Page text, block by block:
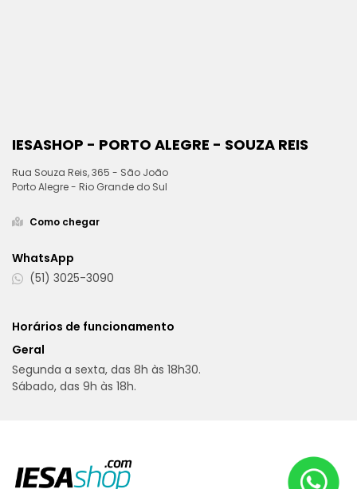
IESASHOP - PORTO ALEGRE - SOUZA REIS
Rua Souza Reis, 365 - São João
Porto Alegre - Rio Grande do Sul
Como chegar
WhatsApp
(51) 3025-3090
Horários de funcionamento
Geral
Segunda a sexta, das 8h às 18h30.
Sábado, das 9h às 18h.